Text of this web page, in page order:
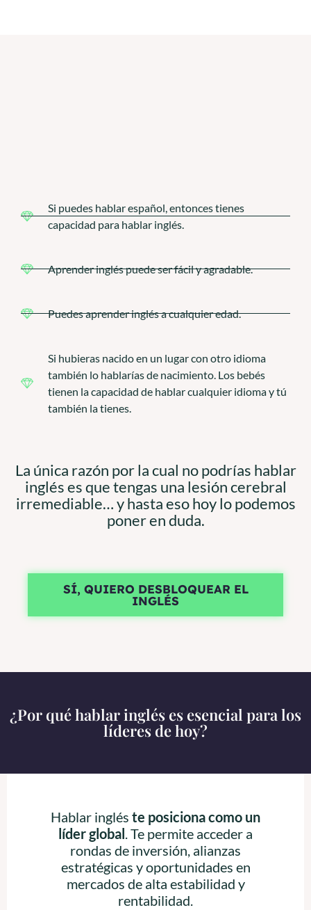
Si puedes hablar español, entonces tienes
capacidad para hablar inglés.
Aprender inglés puede ser fácil y agradable.
Puedes aprender inglés a cualquier edad.
Si hubieras nacido en un lugar con otro idioma
también lo hablarías de nacimiento. Los bebés
tienen la capacidad de hablar cualquier idioma y tú
también la tienes.
La única razón por la cual no podrías hablar
inglés es que tengas una lesión cerebral
irremediable… y hasta eso hoy lo podemos
poner en duda.
SÍ, QUIERO DESBLOQUEAR EL
INGLÉS
¿Por qué hablar inglés es esencial para los
líderes de hoy?
Hablar inglés te posiciona como un
líder global. Te permite acceder a
rondas de inversión, alianzas
estratégicas y oportunidades en
mercados de alta estabilidad y
rentabilidad.